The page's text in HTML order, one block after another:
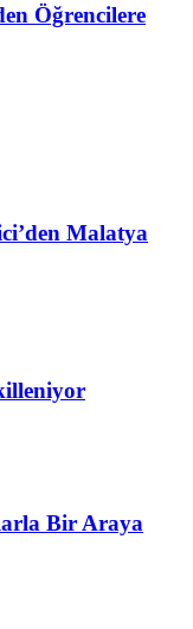
Öğrencilere
Malatya
Bir Araya